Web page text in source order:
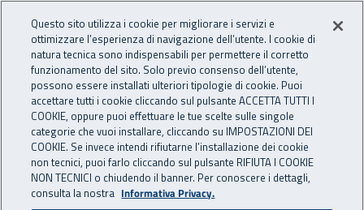
INAIL - Istituto Nazionale
Apri cerca
Navigazione principale
Pagina non disponibile
Il contenuto non è stato trovato. Per continuare la
navigazione è possibile ritornare alla
Questo sito utilizza i cookie per migliorare i servizi e
ottimizzare l’esperienza di navigazione dell’utente. I cookie di
natura tecnica sono indispensabili per permettere il corretto
funzionamento del sito. Solo previo consenso dell’utente,
possono essere installati ulteriori tipologie di cookie. Puoi
accettare tutti i cookie cliccando sul pulsante ACCETTA TUTTI I
COOKIE, oppure puoi effettuare le tue scelte sulle singole
categorie che vuoi installare, cliccando su IMPOSTAZIONI DEI
COOKIE. Se invece intendi rifiutarne l’installazione dei cookie
non tecnici, puoi farlo cliccando sul pulsante RIFIUTA I COOKIE
NON TECNICI o chiudendo il banner. Per conoscere i dettagli,
consulta la nostra Informativa Privacy.